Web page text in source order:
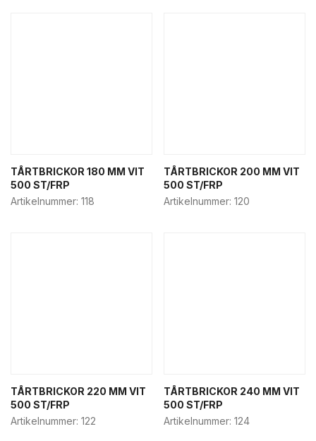
TÅRTBRICKOR 180 MM VIT
500 ST/FRP
Artikelnummer: 118
TÅRTBRICKOR 200 MM VIT
500 ST/FRP
Artikelnummer: 120
TÅRTBRICKOR 220 MM VIT
500 ST/FRP
Artikelnummer: 122
TÅRTBRICKOR 240 MM VIT
500 ST/FRP
Artikelnummer: 124